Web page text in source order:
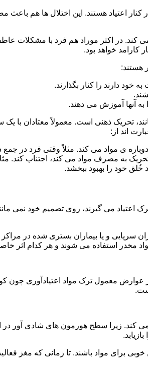
کنار اعتیاد هستند. این اختلال ها هم
کند. در اکثر موراد هم فرد با مشکلات
خواهد بود.
هستند:
دارند را کنار بگذارند.
به آنها آموزش می دهند.
تحریک ذهنی است. معمولاً معتادان
اند از:
ی مواد می کند. مثلاً وقتی فرد در جمع
تحریک به مصرف مواد می کند، اجتناب کند.
خُلق خود را بهبود ببخشد.
اعتیاد می گیرند، روی تصمیم خود نمی
سرپایی و یا بیماران بستری شده در
استفاده می شوند و هر کدام اثر خاصی
معمول ترک مواد اعتیادآوری چون
کند. زیرا سطح هورمون های شادی آور
برای مواد باشند. تا زمانی که مغز